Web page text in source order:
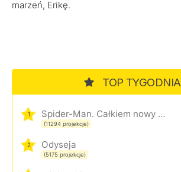
marzeń, Erikę.
TOP TYGODNIA
1 Spider-Man. Całkiem nowy dzień
(11294 projekcje)
2 Odyseja
(5175 projekcje)